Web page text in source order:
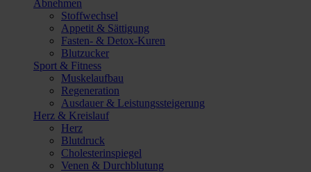
Abnehmen
Stoffwechsel
Appetit & Sättigung
Fasten- & Detox-Kuren
Blutzucker
Sport & Fitness
Muskelaufbau
Regeneration
Ausdauer & Leistungssteigerung
Herz & Kreislauf
Herz
Blutdruck
Cholesterinspiegel
Venen & Durchblutung